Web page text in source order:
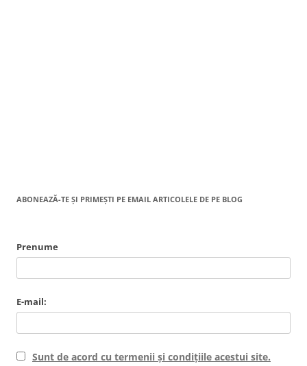
ABONEAZĂ-TE ȘI PRIMEȘTI PE EMAIL ARTICOLELE DE PE BLOG
Prenume
E-mail:
Sunt de acord cu termenii și condițiile acestui site.